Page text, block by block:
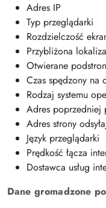
Adres IP
Typ przeglądarki
Rozdzielczość
Przybliżona
Otwierane
Czas spędzony na
Rodzaj systemu
Adres poprzedniej
Adres strony
Język przeglądarki
Prędkość łącza
Dostawca usług
Dane gromadzone